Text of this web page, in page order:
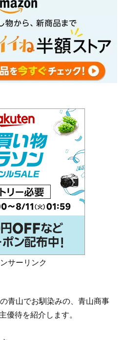
サーリンク
青山でお馴染みの、青山商事
優待を紹介します。